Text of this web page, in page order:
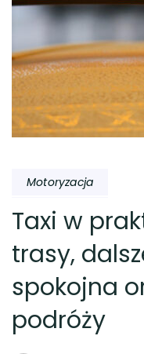
Motoryzacja
Taxi w
trasy,
spokojna
podróży